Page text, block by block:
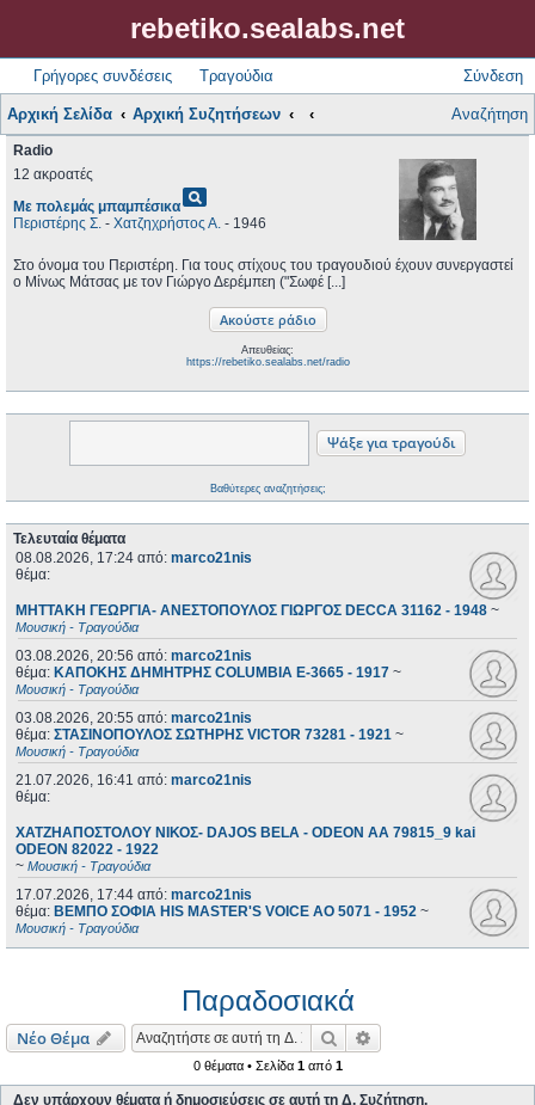
rebetiko.sealabs.net
Γρήγορες συνδέσεις Τραγούδια Σύνδεση
Αρχική Σελίδα Αρχική Συζητήσεων Αναζήτηση
Radio
12 ακροατές
Με πολεμάς μπαμπέσικαpageview
Περιστέρης Σ. - Χατζηχρήστος Α. - 1946
Στο όνομα του Περιστέρη. Για τους στίχους του τραγουδιού έχουν συνεργαστεί
ο Μίνως Μάτσας με τον Γιώργο Δερέμπεη ("Σωφέ [...]
Απευθείας:
https://rebetiko.sealabs.net/radio
Βαθύτερες αναζητήσεις;
Τελευταία θέματα
08.08.2026, 17:24 από: marco21nis
θέμα:
ΜΗΤΤΑΚΗ ΓΕΩΡΓΙΑ- ΑΝΕΣΤΟΠΟΥΛΟΣ ΓΙΩΡΓΟΣ DECCA 31162 - 1948 ~
Μουσική - Τραγούδια
03.08.2026, 20:56 από: marco21nis
θέμα: ΚΑΠΟΚΗΣ ΔΗΜΗΤΡΗΣ COLUMBIA E-3665 - 1917 ~
Μουσική - Τραγούδια
03.08.2026, 20:55 από: marco21nis
θέμα: ΣΤΑΣΙΝΟΠΟΥΛΟΣ ΣΩΤΗΡΗΣ VICTOR 73281 - 1921 ~
Μουσική - Τραγούδια
21.07.2026, 16:41 από: marco21nis
θέμα:
ΧΑΤΖΗΑΠΟΣΤΟΛΟΥ ΝΙΚΟΣ- DAJOS BELA - ODEON AA 79815_9 kai
ODEON 82022 - 1922
~ Μουσική - Τραγούδια
17.07.2026, 17:44 από: marco21nis
θέμα: ΒΕΜΠΟ ΣΟΦΙΑ HIS MASTER'S VOICE AO 5071 - 1952 ~
Μουσική - Τραγούδια
Παραδοσιακά
Νέο Θέμα Αναζήτηση
0 θέματα • Σελίδα 1από 1
Δεν υπάρχουν θέματα ή δημοσιεύσεις σε αυτή τη Δ. Συζήτηση.